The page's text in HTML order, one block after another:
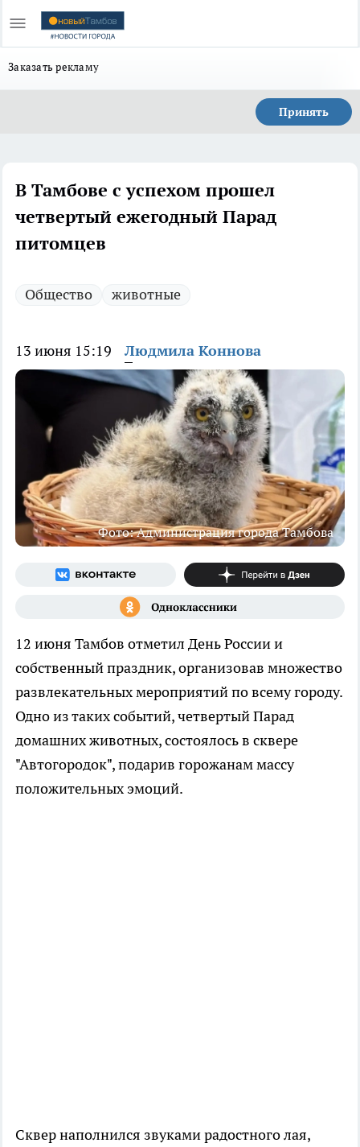
Заказать рекламу
Принять
В Тамбове с успехом прошел
четвертый ежегодный Парад
питомцев
Общество животные
13 июня 15:19 Людмила Коннова
Фото: Администрация города Тамбова
12 июня Тамбов отметил День России и
собственный праздник, организовав множество
развлекательных мероприятий по всему городу.
Одно из таких событий, четвертый Парад
домашних животных, состоялось в сквере
"Автогородок", подарив горожанам массу
положительных эмоций.
Сквер наполнился звуками радостного лая,